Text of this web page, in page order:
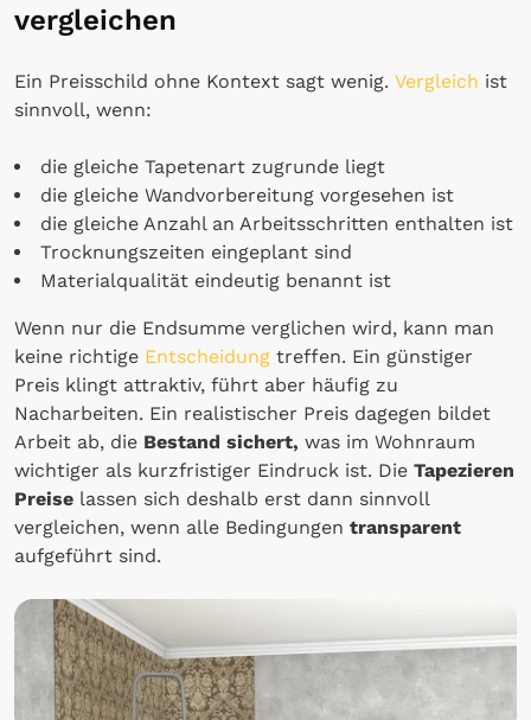
vergleichen
Ein Preisschild ohne Kontext sagt wenig. Vergleich ist
sinnvoll, wenn:
die gleiche Tapetenart zugrunde liegt
die gleiche Wandvorbereitung vorgesehen ist
die gleiche Anzahl an Arbeitsschritten enthalten ist
Trocknungszeiten eingeplant sind
Materialqualität eindeutig benannt ist
Wenn nur die Endsumme verglichen wird, kann man
keine richtige Entscheidung treffen. Ein günstiger
Preis klingt attraktiv, führt aber häufig zu
Nacharbeiten. Ein realistischer Preis dagegen bildet
Arbeit ab, die Bestand sichert, was im Wohnraum
wichtiger als kurzfristiger Eindruck ist. Die Tapezieren
Preise lassen sich deshalb erst dann sinnvoll
vergleichen, wenn alle Bedingungen transparent
aufgeführt sind.